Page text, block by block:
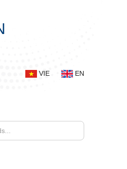
VIE EN